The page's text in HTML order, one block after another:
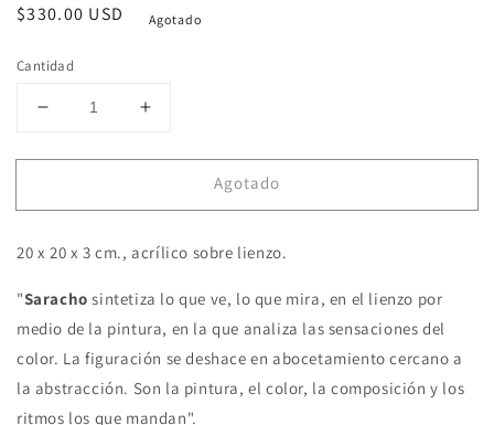
ventana
modal
Precio
$330.00 USD Agotado
Cantidad
Reducir
para
in
Aumentar
para
in
Agotado
20 x 20 x 3 cm., acrílico sobre lienzo.
"Saracho sintetiza lo que ve, lo que mira, en el lienzo por
medio de la pintura, en la que analiza las sensaciones del
color. La figuración se deshace en abocetamiento cercano a
la abstracción. Son la pintura, el color, la composición y los
ritmos los que mandan".